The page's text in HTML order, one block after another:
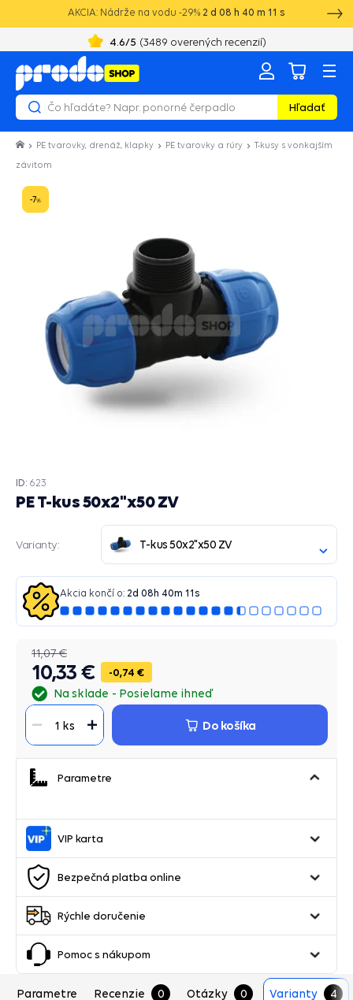
AKCIA: Nádrže na vodu -29% 2 d 08 h 40 m 11 s
4.6/5 (3489 overených recenzií)
Hľadať
PE tvarovky, drenáž, klapky PE tvarovky a rúry T-kusy s vonkajším
závitom
-7%
PE T-kus 50x2"x50 ZV
ID: 623
Varianty: T-kus 50x2"x50 ZV
Na sklade Posielame ihneď
0,74 €
Akcia končí o: 2d 08 h 40m 11s
11,07 €
10,33 €
1 ks Do košíka
Parametre
VIP karta
Bezpečná platba online
Rýchle doručenie
Pomoc s nákupom
Parametre Recenzie 0 Otázky 0 Varianty 4